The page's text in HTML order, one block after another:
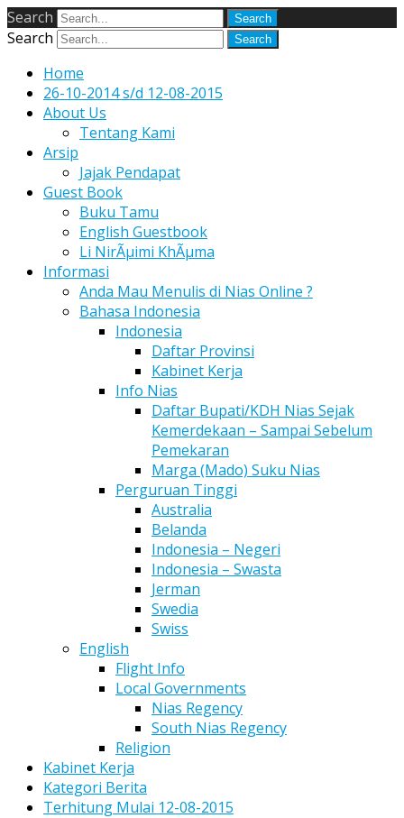
Search
Search
Home
26-10-2014 s/d 12-08-2015
About Us
Tentang Kami
Arsip
Jajak Pendapat
Guest Book
Buku Tamu
English Guestbook
Li NirÃµimi KhÃµma
Informasi
Anda Mau Menulis di Nias Online ?
Bahasa Indonesia
Indonesia
Daftar Provinsi
Kabinet Kerja
Info Nias
Daftar Bupati/KDH Nias Sejak
Kemerdekaan – Sampai Sebelum
Pemekaran
Marga (Mado) Suku Nias
Perguruan Tinggi
Australia
Belanda
Indonesia – Negeri
Indonesia – Swasta
Jerman
Swedia
Swiss
English
Flight Info
Local Governments
Nias Regency
South Nias Regency
Religion
Kabinet Kerja
Kategori Berita
Terhitung Mulai 12-08-2015